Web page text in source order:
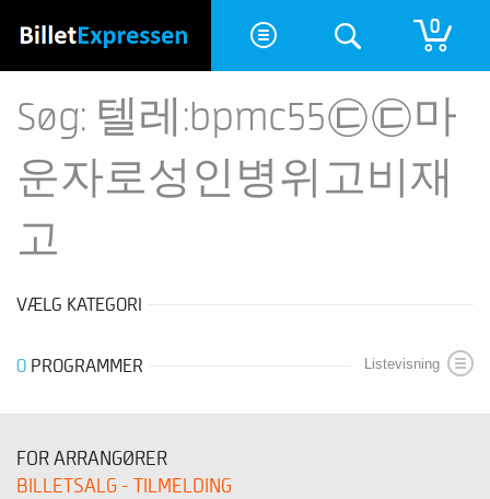
0
Søg: 텔레:bpmc55㉢㉢마
운자로성인병위고비재
고
VÆLG KATEGORI
0 PROGRAMMER Listevisning
FOR ARRANGØRER
BILLETSALG - TILMELDING